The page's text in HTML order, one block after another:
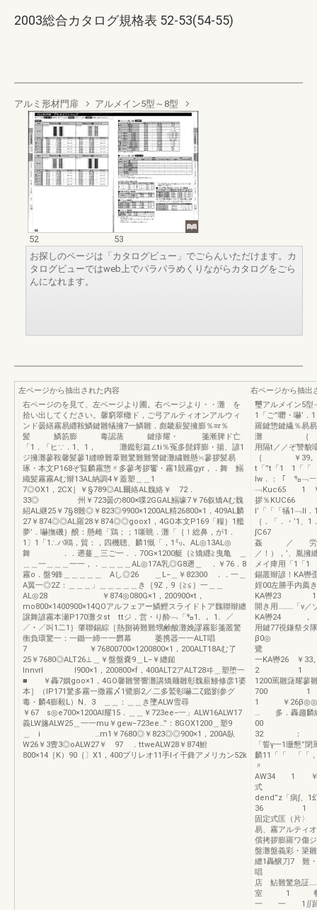
2003総合カタログ規格表 52-53(54-55)
アルミ形材門扉 アルメイン5型～8型
52
53
お探しのページは「カタログビュー」でごらんいただけます。カ
タログビューではweb上でパラパラめくりながらカタログをごら
んになれます。
左ページから抽出された内容
右ページのを見て、左ページより圃。右ページより・・灘 を
拾い出してください。馨窮翠轍ド，ご弓アルティオンアルウィ
ンド曇繕霧易纒鞍鱗鍵雛犠擁7一鱗雛．彪畿薪髪擁膨％≡r％
髪 鱗笏膨 毒認蒸 鍵疹耀・ 箋漸脾ド亡
「1．「ヒ∵．1、1， 灘鑑彰篇∠ti％冤多髭鐸膨・揚、諺1
ジ擁灘蓼鞍馨髪蓼1縫瞭難葦難驚難難警鍵灘繍難懸≒蓼拶髪易
琢・本文P168ぞ覧麟霧惣〃多蓼考拶饗・霧1競霧gyr，．舞 鰯
織髪霧霧Aむ辮13AL納調4￥蓋塑＿＿1
7◎OX1，2CX］￥§789◎AL爾絡AL魏絡￥ 72．
33◎ 州￥723曇の800×喋2GGAL鰯壕7￥76叙矯Aむ魏
紹AL継25￥7§8難◎￥823◎9900×1200AL精26800×1，409AL麟
27￥874◎◎AL羅28￥874◎◎goox1，4GO本文P169「糧｝1艦
夢’．嚇撫磯｝醗：懸雌「鶏；；1噺眺．灘「｛！総鼻，が1．
1〕1「1∴バ鴎，貿：，四機聴、麟1慨「，1㍉、AL◎13AL◎
舞 ．．遡蔓＿三ご一．．70G×1200艇｛≧矯纒≧曳亀 ＿
＿＿一＿＿＿一一，．＿＿＿＿AL◎17A乳◎G8遡＿ ．￥76．8
霧o．盤9鋒＿＿＿＿＿ Aし◎26 ＿L−＿￥82300 ．．一＿
A翼一◎2Z：＿＿＿」＿＿＿＿＿き｛9Z，9｛≧≦｝一＿＿
AL◎28 ￥874◎080G×1，200900×t，
mo800×1400900×14QOアルフェアー鱗鰹スライドトア魏聯辮纏
譲舞諺霧本瀬P170灘タst ttジ．営・り酔﹁「㌔1．，1．／
／・／叫1二1｝肇聯錫綜［熱捌祷難難甥鹸酸灘娩謬霧影箋叢驚
衡負環驚一：一鋤一締一一欝幕 萎携器一一ALT唱
7 ￥76800700×1200800×1，200ALT18Aむ了
25￥7680◎ALT26⊥＿￥盤盤嚢9＿L−￥纏鎚
Innvrl l900×1，200800×f，400ALT2アALT28ヰ＿塑堕一
■ ￥轟7姻goo×1，4GO馨雛警響灘講矯麺雛彰魏薪鯵修彦1婆
本］（IP171驚多霧一撒霧〆1鷺膨2／二多鷲彰嚇二ζ鑑劉参グ
毒・麟4膨毅L）N、3 ＿＿：＿＿き墜ALW雪尋
￥67 s◎e700×1200AI耀15．＿＿￥723ee−一」ALW16ALW17
義LW旛ALW25＿一一mu￥gew−723ee…”：8GOX1200＿塑9
＿ i …m1￥7680◎￥823◎◎900×1，200A臥
W26￥3豊3◎oALW27￥ 97 ．ttweALW28￥874鮒
800×14［K）90｛〕X1，400プリレオ11手lイ干鋒アメリカン52k
右ページから抽出
璽アルメイン5
1「ご”囎・嚇’．
羅鍵惣鍵繊％易
灘 ｛
用隔t／／ぞ讐
｛ ￥39
t「”t「1 1「「
lw．：「 ㌔
﹁Kuc65 1 ￥
拶％
l’「「「犠1﹁II
｛．「．・’1、
∫C67 1
姦 ／
／！），’、
メイ痺用「1「1
錫叢辮諺
婬00左勝手
KA轡23 1
開き用………「v
KA轡24 ，
用鍵77視鎌
β0◎ 右勝手
一KA轡26 ￥33
2 1
1200罵雛
700 1
1 ￥
… 多．轟趨
00 H
32 ：
「誓γ一1珊懇”
麟11「「 「
〃
AW34 1
式 一
dend”z「病∫、
36
固定式匡（片〉
易、霧アルティ
償拷拶膨羅ワ傷
盤灘盤義彩・簗
纏1轟醸
唱 1
店 鮎難
室 1 餐
一 一 1∬踊